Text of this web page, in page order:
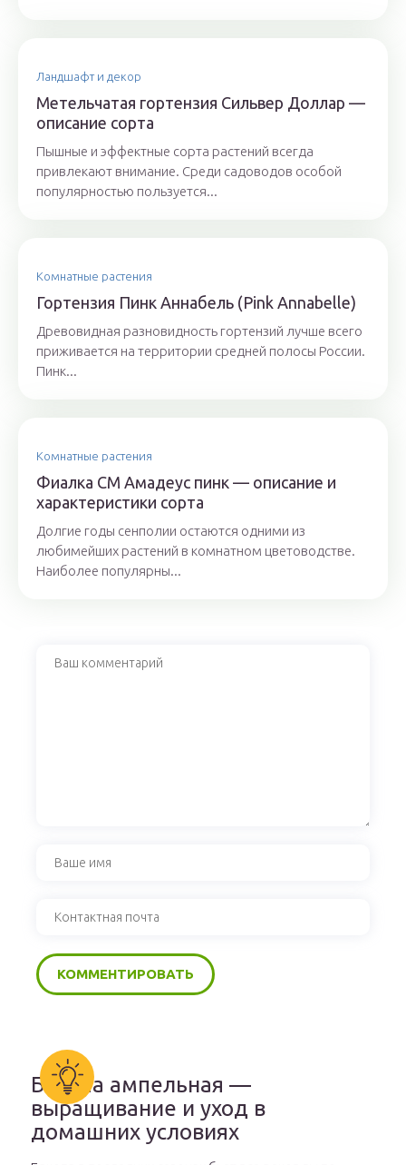
Ландшафт и декор
Метельчатая гортензия Сильвер Доллар —
описание сорта
Пышные и эффектные сорта растений всегда
привлекают внимание. Среди садоводов особой
популярностью пользуется...
Комнатные растения
Гортензия Пинк Аннабель (Pink Annabelle)
Древовидная разновидность гортензий лучше всего
приживается на территории средней полосы России.
Пинк...
Комнатные растения
Фиалка СМ Амадеус пинк — описание и
характеристики сорта
Долгие годы сенполии остаются одними из
любимейших растений в комнатном цветоводстве.
Наиболее популярны...
Бакопа ампельная —
выращивание и уход в
домашних условиях